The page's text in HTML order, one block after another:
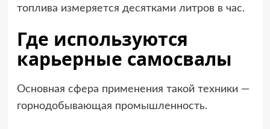
топлива измеряется десятками литров в час.
Где используются
карьерные самосвалы
Основная сфера применения такой техники —
горнодобывающая промышленность.